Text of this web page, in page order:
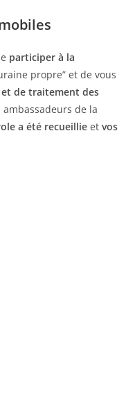
participer à la
propre” et de vous
de traitement des
ambassadeurs de la
a été recueillie et vos